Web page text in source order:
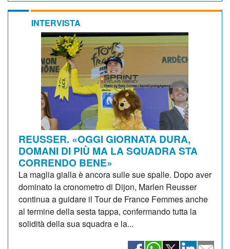
INTERVISTA
REUSSER. «OGGI GIORNATA DURA,
DOMANI DI PIÙ MA LA SQUADRA STA
CORRENDO BENE»
La maglia gialla è ancora sulle sue spalle. Dopo aver
dominato la cronometro di Dijon, Marlen Reusser
continua a guidare il Tour de France Femmes anche
al termine della sesta tappa, confermando tutta la
solidità della sua squadra e la...